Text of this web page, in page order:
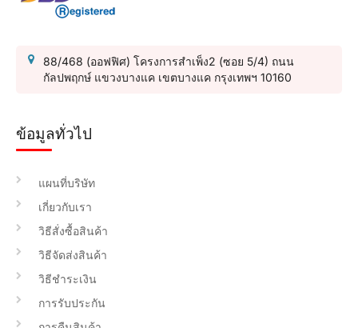
88/468 (ออฟฟิศ) โครงการสำเพ็ง2 (ซอย 5/4) ถนน
กัลปพฤกษ์ แขวงบางแค เขตบางแค กรุงเทพฯ 10160
ข้อมูลทั่วไป
แผนที่บริษัท
เกี่ยวกับเรา
วิธีสั่งซื้อสินค้า
วิธีจัดส่งสินค้า
วิธีชำระเงิน
การรับประกัน